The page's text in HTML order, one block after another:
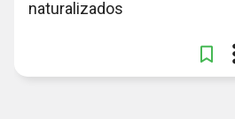
naturalizados